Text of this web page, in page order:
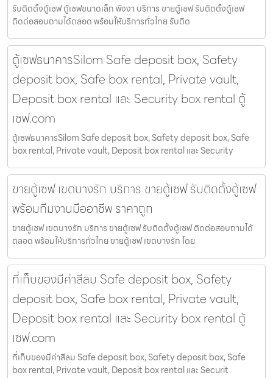
รับติดตั้งตู้เซฟ ตู้เซฟขนาดเล็ก พังงา บริการ ขายตู้เซฟ รับติดตั้งตู้เซฟ
ติดต่อสอบถามได้ตลอด พร้อมให้บริการทั่วไทย รับติด
ตู้เซฟธนาคารSilom Safe deposit box, Safety
deposit box, Safe box rental, Private vault,
Deposit box rental และ Security box rental ตู้
เซฟ.com
ตู้เซฟธนาคารSilom Safe deposit box, Safety deposit box, Safe
box rental, Private vault, Deposit box rental และ Security
ขายตู้เซฟ เขตบางรัก บริการ ขายตู้เซฟ รับติดตั้งตู้เซฟ
พร้อมทีมงานมืออาชีพ ราคาถูก
ขายตู้เซฟ เขตบางรัก บริการ ขายตู้เซฟ รับติดตั้งตู้เซฟ ติดต่อสอบถามได้
ตลอด พร้อมให้บริการทั่วไทย ขายตู้เซฟ เขตบางรัก โดย
ที่เก็บของมีค่าสีลม Safe deposit box, Safety
deposit box, Safe box rental, Private vault,
Deposit box rental และ Security box rental ตู้
เซฟ.com
ที่เก็บของมีค่าสีลม Safe deposit box, Safety deposit box, Safe
box rental, Private vault, Deposit box rental และ Securit